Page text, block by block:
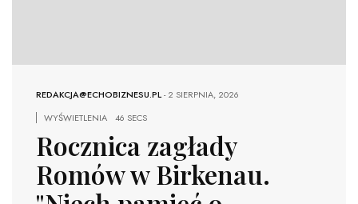
REDAKCJA@ECHOBIZNESU.PL-2 SIERPNIA, 2026
WYŚWIETLENIA
46 SECS
Rocznica zagłady
Romów w Birkenau.